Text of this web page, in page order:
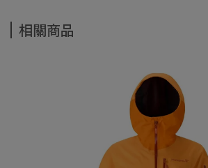
相關商品